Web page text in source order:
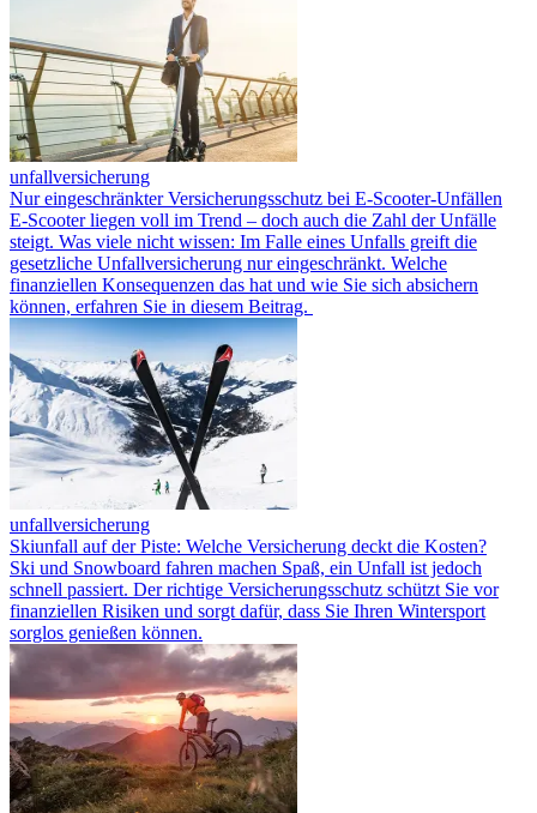
unfallversicherung
Nur eingeschränkter Versicherungsschutz bei E-Scooter-Unfällen
E-Scooter liegen voll im Trend – doch auch die Zahl der Unfälle
steigt. Was viele nicht wissen: Im Falle eines Unfalls greift die
gesetzliche Unfallversicherung nur eingeschränkt. Welche
finanziellen Konsequenzen das hat und wie Sie sich absichern
können, erfahren Sie in diesem Beitrag.
unfallversicherung
Skiunfall auf der Piste: Welche Versicherung deckt die Kosten?
Ski und Snowboard fahren machen Spaß, ein Unfall ist jedoch
schnell passiert. Der richtige Versicherungsschutz schützt Sie vor
finanziellen Risiken und sorgt dafür, dass Sie Ihren Wintersport
sorglos genießen können.